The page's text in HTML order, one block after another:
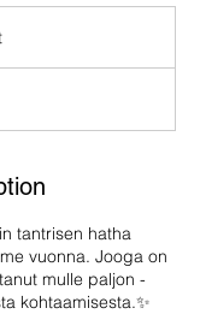
tantrisen hatha
vuonna. Jooga on
mulle paljon -
kohtaamisesta.✨